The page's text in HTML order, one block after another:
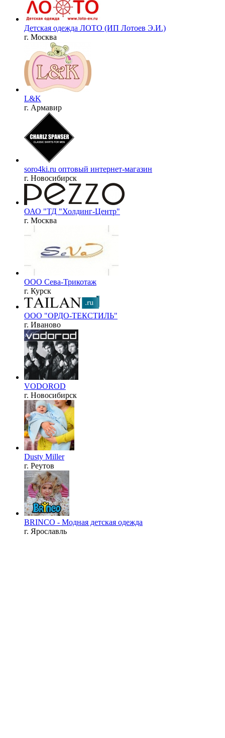
Детская одежда ЛОТО (ИП Лотоев Э.И.)
г. Москва
L&K
г. Армавир
soro4ki.ru оптовый интернет-магазин
г. Новосибирск
ОАО "ТД "Холдинг-Центр"
г. Москва
ООО Сева-Трикотаж
г. Курск
ООО "ОРДО-ТЕКСТИЛЬ"
г. Иваново
VODOROD
г. Новосибирск
Dusty Miller
г. Реутов
BRINCO - Модная детская одежда
г. Ярославль